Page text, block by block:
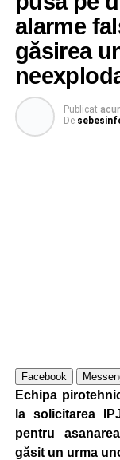
alarme
găsirea
Publicat
De
Facebook
Echipa
la solicitarea
pentru
găsit un urma